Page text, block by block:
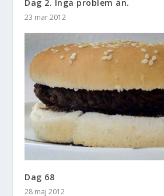
Dag 2. Inga problem än.
23 mar 2012
Dag 68
28 maj 2012